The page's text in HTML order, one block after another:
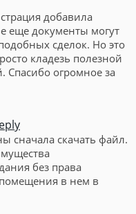
добавила
еще документы могут
сделок. Но это
кладезь полезной
огромное за
сначала скачать файл.
без права
в нем в